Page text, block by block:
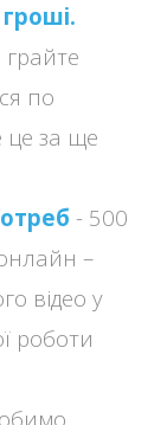
по
це за ще
- 500
–
відео у
роботи